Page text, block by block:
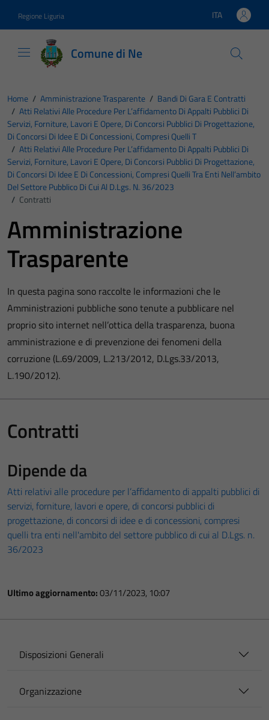
Regione Liguria Lingua attiva:
ITA
Comune di Ne
Home / Amministrazione Trasparente / Bandi Di Gara E Contratti
/ Atti Relativi Alle Procedure Per L’affidamento Di Appalti Pubblici Di
Servizi, Forniture, Lavori E Opere, Di Concorsi Pubblici Di Progettazione,
Di Concorsi Di Idee E Di Concessioni, Compresi Quelli T
/ Atti Relativi Alle Procedure Per L’affidamento Di Appalti Pubblici Di
Servizi, Forniture, Lavori E Opere, Di Concorsi Pubblici Di Progettazione,
Di Concorsi Di Idee E Di Concessioni, Compresi Quelli Tra Enti Nell’ambito
Del Settore Pubblico Di Cui Al D.Lgs. N. 36/2023
/ Contratti
Amministrazione
Trasparente
In questa pagina sono raccolte le informazioni che le
Amministrazioni pubbliche sono tenute a pubblicare nel
proprio sito internet nell’ottica della trasparenza, buona
amministrazione e di prevenzione dei fenomeni della
corruzione (L.69/2009, L.213/2012, D.Lgs.33/2013,
L.190/2012).
Contratti
Dipende da
Atti relativi alle procedure per l’affidamento di appalti pubblici di
servizi, forniture, lavori e opere, di concorsi pubblici di
progettazione, di concorsi di idee e di concessioni, compresi
quelli tra enti nell'ambito del settore pubblico di cui al D.Lgs. n.
36/2023
Ultimo aggiornamento:03/11/2023, 10:07
Disposizioni Generali
Organizzazione